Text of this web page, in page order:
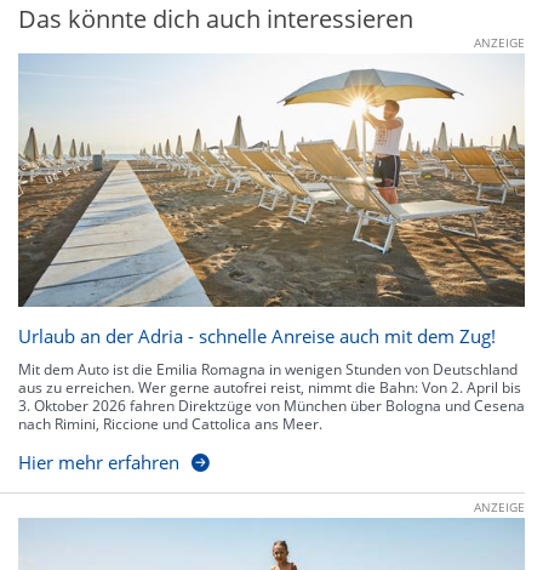
Das könnte dich auch interessieren
ANZEIGE
Urlaub an der Adria - schnelle Anreise auch mit dem Zug!
Mit dem Auto ist die Emilia Romagna in wenigen Stunden von Deutschland
aus zu erreichen. Wer gerne autofrei reist, nimmt die Bahn: Von 2. April bis
3. Oktober 2026 fahren Direktzüge von München über Bologna und Cesena
nach Rimini, Riccione und Cattolica ans Meer.
Hier mehr erfahren
ANZEIGE